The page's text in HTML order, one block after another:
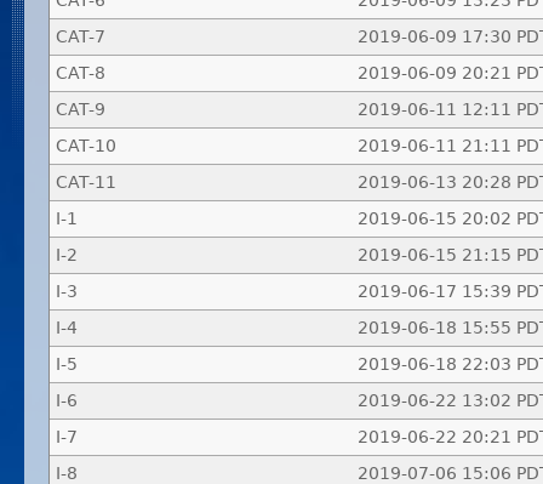
CAT-7
2019-06-09 17:30
CAT-8
2019-06-09 20:21
CAT-9
2019-06-11 12:11
CAT-10
2019-06-11 21:11
CAT-11
2019-06-13 20:28
I-1
2019-06-15 20:02
I-2
2019-06-15 21:15
I-3
2019-06-17 15:39
I-4
2019-06-18 15:55
I-5
2019-06-18 22:03
I-6
2019-06-22 13:02
I-7
2019-06-22 20:21
I-8
2019-07-06 15:06